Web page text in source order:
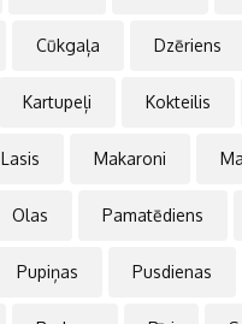
Cūkgaļa Dzēriens
Kartupeļi Kokteilis
Lasis Makaroni
Olas Pamatēdiens
Pupiņas Pusdienas